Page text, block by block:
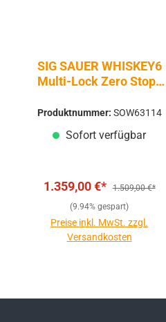
SIG SAUER WHISKEY6
Multi-Lock Zero Stop |
Produktnummer: SOW63114
Sofort verfügbar
1.359,00 €* Regulärer Preis:
1.509,00 €*
(9.94% gespart)
Preise inkl. MwSt. zzgl.
Versandkosten